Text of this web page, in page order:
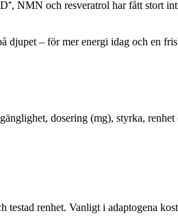
NMN och resveratrol har fått stort
djupet – för mer energi idag och en
dosering (mg), styrka,
testad renhet. Vanligt i adaptogena